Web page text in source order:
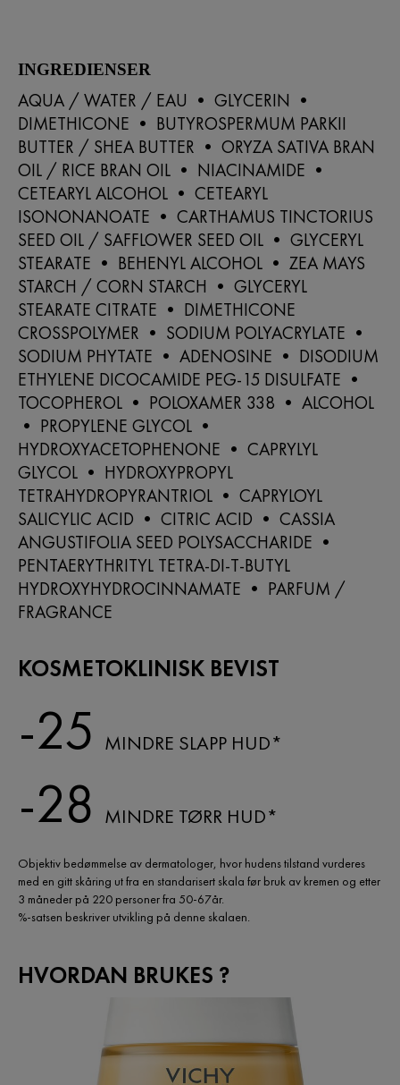
INGREDIENSER
AQUA / WATER / EAU • GLYCERIN •
DIMETHICONE • BUTYROSPERMUM PARKII
BUTTER / SHEA BUTTER • ORYZA SATIVA BRAN
OIL / RICE BRAN OIL • NIACINAMIDE •
CETEARYL ALCOHOL • CETEARYL
ISONONANOATE • CARTHAMUS TINCTORIUS
SEED OIL / SAFFLOWER SEED OIL • GLYCERYL
STEARATE • BEHENYL ALCOHOL • ZEA MAYS
STARCH / CORN STARCH • GLYCERYL
STEARATE CITRATE • DIMETHICONE
CROSSPOLYMER • SODIUM POLYACRYLATE •
SODIUM PHYTATE • ADENOSINE • DISODIUM
ETHYLENE DICOCAMIDE PEG-15 DISULFATE •
TOCOPHEROL • POLOXAMER 338 • ALCOHOL
• PROPYLENE GLYCOL •
HYDROXYACETOPHENONE • CAPRYLYL
GLYCOL • HYDROXYPROPYL
TETRAHYDROPYRANTRIOL • CAPRYLOYL
SALICYLIC ACID • CITRIC ACID • CASSIA
ANGUSTIFOLIA SEED POLYSACCHARIDE •
PENTAERYTHRITYL TETRA-DI-T-BUTYL
HYDROXYHYDROCINNAMATE • PARFUM /
FRAGRANCE
KOSMETOKLINISK BEVIST
-25 MINDRE SLAPP HUD*
-28 MINDRE TØRR HUD*
Objektiv bedømmelse av dermatologer, hvor hudens tilstand vurderes
med en gitt skåring ut fra en standarisert skala før bruk av kremen og etter
3 måneder på 220 personer fra 50-67år. ​
%-satsen beskriver utvikling på denne skalaen.
HVORDAN BRUKES ?